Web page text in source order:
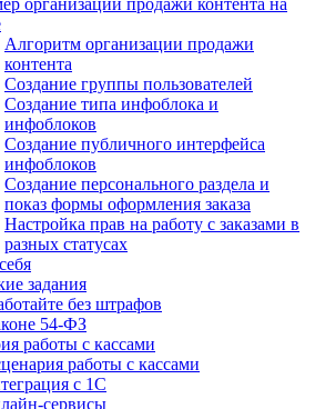
организации продажи контента на
Алгоритм организации продажи
контента
Создание группы пользователей
Создание типа инфоблока и
инфоблоков
Создание публичного интерфейса
инфоблоков
Создание персонального раздела и
показ формы оформления заказа
Настройка прав на работу с заказами в
разных статусах
задания
без штрафов
54-ФЗ
работы с кассами
работы с кассами
с 1С
сервисы